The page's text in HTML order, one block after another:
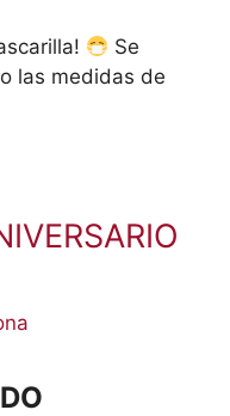
Se
las medidas de